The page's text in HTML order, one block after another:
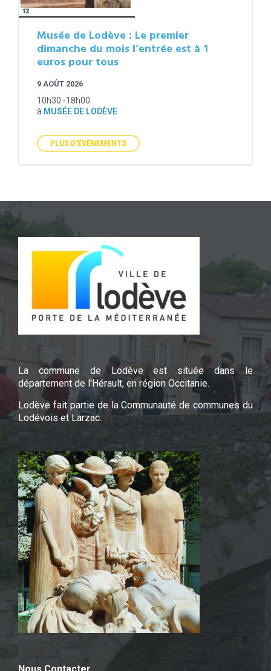
Musée de Lodève : Le premier
dimanche du mois l’entrée est à 1
euros pour tous
9 AOÛT 2026
10h30 -18h00
à MUSÉE DE LODÈVE
PLUS D'ÉVÉNEMENTS
La commune de Lodève est située dans le
département de l'Hérault, en région Occitanie.
Lodève fait partie de la Communauté de communes du
Lodévois et Larzac.